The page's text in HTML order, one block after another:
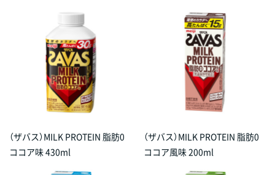
（ザバス）MILK PROTEIN 脂肪0
ココア味 430ml
（ザバス）MILK PROTEIN 脂肪0
ココア風味 200ml